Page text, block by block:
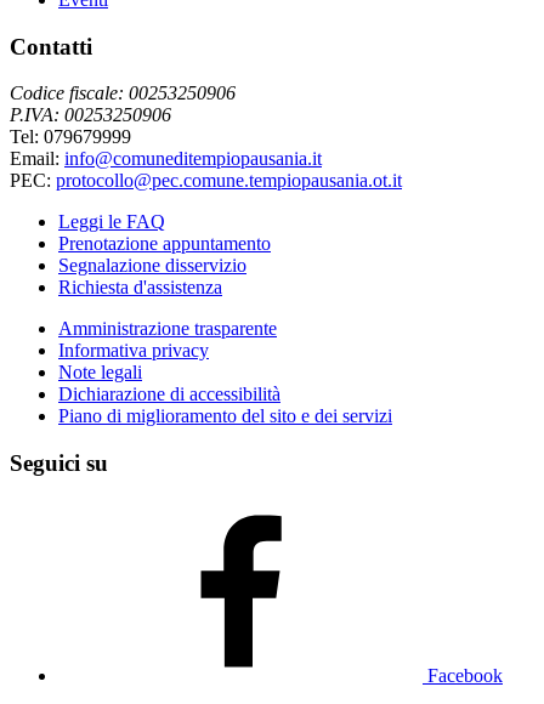
Contatti
Codice fiscale: 00253250906
P.IVA: 00253250906
Tel: 079679999
Email: info@comuneditempiopausania.it
PEC: protocollo@pec.comune.tempiopausania.ot.it
Leggi le FAQ
Prenotazione appuntamento
Segnalazione disservizio
Richiesta d'assistenza
Amministrazione trasparente
Informativa privacy
Note legali
Dichiarazione di accessibilità
Piano di miglioramento del sito e dei servizi
Seguici su
Facebook